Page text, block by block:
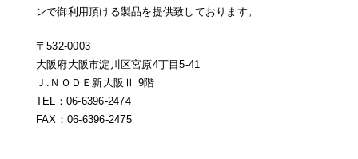
ンで御利用頂ける製品を提供致しております。
〒532-0003
大阪府大阪市淀川区宮原4丁目5-41
Ｊ.ＮＯＤＥ新大阪Ⅱ 9階
TEL：06-6396-2474
FAX：06-6396-2475